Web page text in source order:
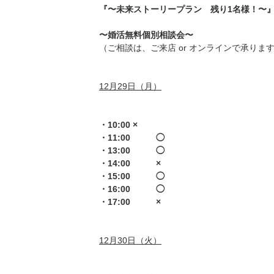
『〜未来ストーリープラン 残り1名様！〜』
〜婚活無料個別相談会〜
（ご相談は、ご来店 or オンラインで承りま
12月29日（月）
・10:00 ×
・11:00 ◯
・13:00 ◯
・14:00 ×
・15:00 ◯
・16:00 ◯
・17:00 ×
12月30日（火）